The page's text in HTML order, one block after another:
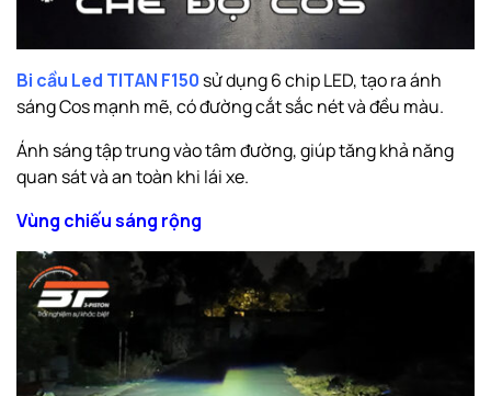
Bi cầu Led TITAN F150 sử dụng 6 chip LED, tạo ra ánh
sáng Cos mạnh mẽ, có đường cắt sắc nét và đều màu.
Ánh sáng tập trung vào tâm đường, giúp tăng khả năng
quan sát và an toàn khi lái xe.
Vùng chiếu sáng rộng